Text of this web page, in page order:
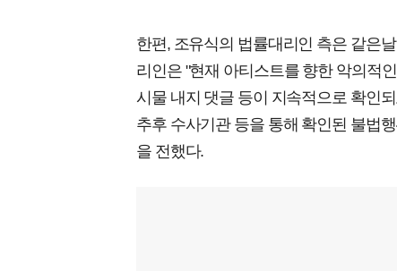
한편, 조유식의 법률대리인 측은 같은
리인은 "현재 아티스트를 향한 악의적
시물 내지 댓글 등이 지속적으로 확인
추후 수사기관 등을 통해 확인된 불법
을 전했다.